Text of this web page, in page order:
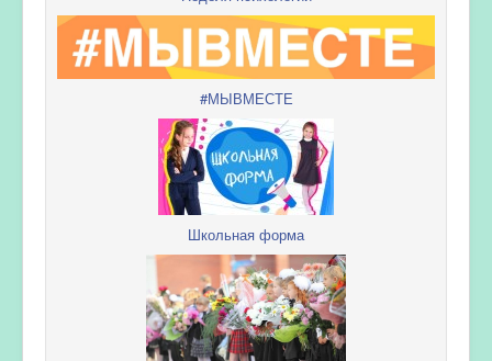
#МЫВМЕСТЕ
Школьная форма